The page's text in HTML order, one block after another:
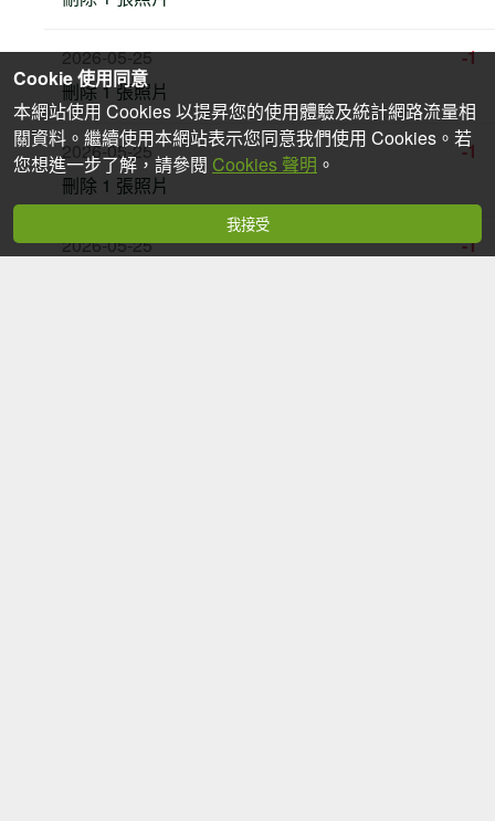
2026-05-25
-1
刪除 1 張照片
2026-05-25
-1
刪除 1 張照片
2026-05-25
-1
Cookie 使用同意
本網站使用 Cookies 以提昇您的使用體驗及統計網路流量相
關資料。繼續使用本網站表示您同意我們使用 Cookies。若
您想進一步了解，請參閱 Cookies 聲明 。
我接受